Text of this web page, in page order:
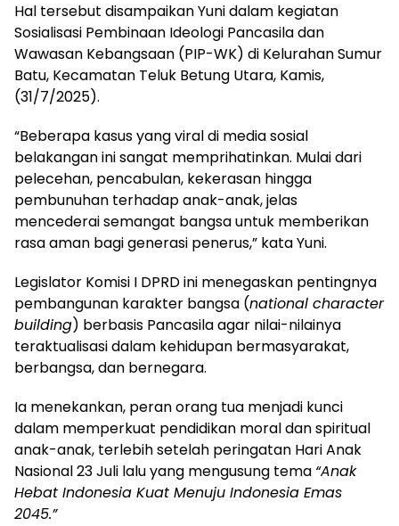
Hal tersebut disampaikan Yuni dalam kegiatan
Sosialisasi Pembinaan Ideologi Pancasila dan
Wawasan Kebangsaan (PIP-WK) di Kelurahan Sumur
Batu, Kecamatan Teluk Betung Utara, Kamis,
(31/7/2025).
“Beberapa kasus yang viral di media sosial
belakangan ini sangat memprihatinkan. Mulai dari
pelecehan, pencabulan, kekerasan hingga
pembunuhan terhadap anak-anak, jelas
mencederai semangat bangsa untuk memberikan
rasa aman bagi generasi penerus,” kata Yuni.
Legislator Komisi I DPRD ini menegaskan pentingnya
pembangunan karakter bangsa (national character
building) berbasis Pancasila agar nilai-nilainya
teraktualisasi dalam kehidupan bermasyarakat,
berbangsa, dan bernegara.
Ia menekankan, peran orang tua menjadi kunci
dalam memperkuat pendidikan moral dan spiritual
anak-anak, terlebih setelah peringatan Hari Anak
Nasional 23 Juli lalu yang mengusung tema “Anak
Hebat Indonesia Kuat Menuju Indonesia Emas
2045.”